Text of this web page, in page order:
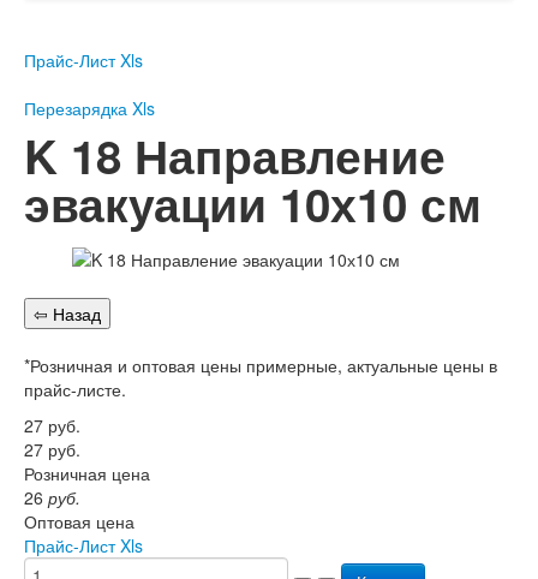
Перезарядка
Перезарядка ОП
Перезарядка ОВП
О нас
Статьи
Публичная оферта
Контакты
Пожарное оборудование
Перезарядка
Прайс-Лист Xls
Перезарядка Xls
K 18 Направление
эвакуации 10х10 см
*Розничная и оптовая цены примерные, актуальные цены в
прайс-листе.
27 руб.
27 руб.
Розничная цена
26 руб.
Оптовая цена
Прайс-Лист Xls